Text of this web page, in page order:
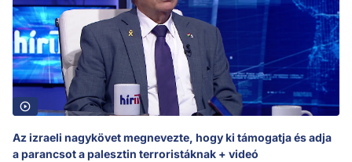
Az izraeli nagykövet megnevezte, hogy ki támogatja és adja
a parancsot a palesztin terroristáknak + videó